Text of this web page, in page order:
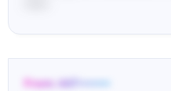
From: 447••••••••